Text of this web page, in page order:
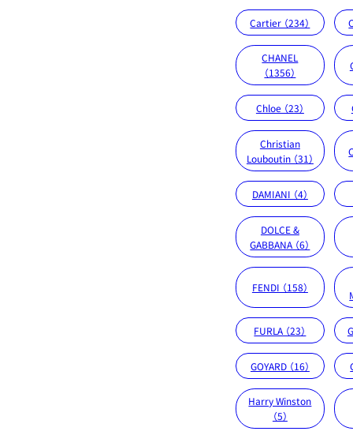
Cartier （234）
CHANEL
（1356）
Chloe （23）
Christian
Louboutin （31）
DAMIANI （4）
DOLCE &
GABBANA （6）
FENDI （158）
FURLA （23）
GOYARD （16）
Harry Winston
（5）